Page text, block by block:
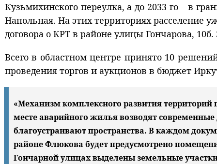
Кузьмихинского переулка, а до 2033-го – в
Напольная. На этих территориях расселение
договора о КРТ в районе улицы Гончарова, 10б.
Всего в областном центре принято 10
проведения торгов и аукционов в бюджет
«Механизм комплексного развития
месте аварийного жилья возводят
благоустраивают пространства. В каждом
районе Флюкова будет предусмотрено
Гончарной улицах выделены земельные